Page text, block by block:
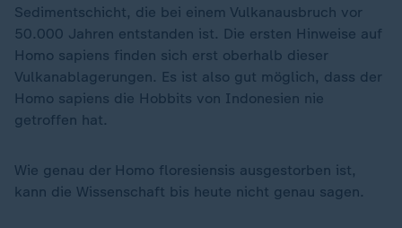
Sedimentschicht, die bei einem Vulkanausbruch vor
50.000 Jahren entstanden ist. Die ersten Hinweise auf
Homo sapiens finden sich erst oberhalb dieser
Vulkanablagerungen. Es ist also gut möglich, dass der
Homo sapiens die Hobbits von Indonesien nie
getroffen hat.
Wie genau der Homo floresiensis ausgestorben ist,
kann die Wissenschaft bis heute nicht genau sagen.